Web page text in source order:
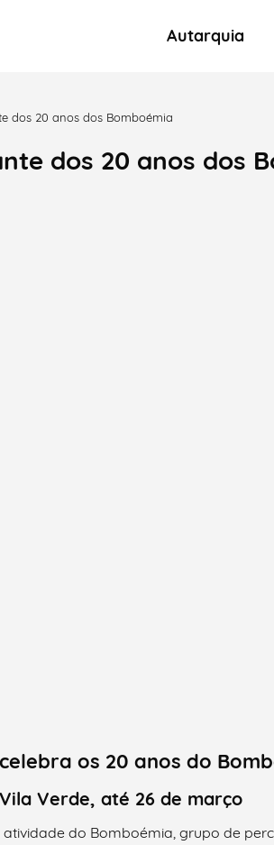
Autarquia
dos 20 anos dos Bomboémia
dos 20 anos dos
os 20 anos do
Verde, até 26 de março
do Bomboémia, grupo de